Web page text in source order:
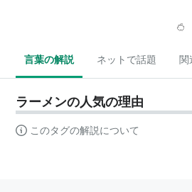
言葉の解説 ネットで話題 関
ラーメンの人気の理由
このタグの解説について